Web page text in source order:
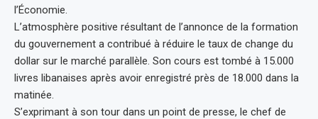
l’Économie.
L’atmosphère positive résultant de l’annonce de la formation
du gouvernement a contribué à réduire le taux de change du
dollar sur le marché parallèle. Son cours est tombé à 15.000
livres libanaises après avoir enregistré près de 18.000 dans la
matinée.
S’exprimant à son tour dans un point de presse, le chef de